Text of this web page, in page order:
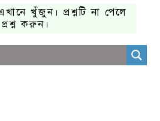
খুঁজুন। প্রশ্নটি না পেলে
প্রশ্ন করুন।